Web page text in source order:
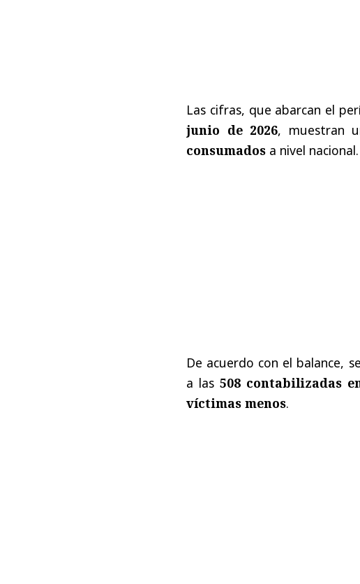
Las cifras, que abarcan el
junio de 2026, muestran
consumados a nivel nacional.
De acuerdo con el balance,
a las508 contabilizadas
víctimas menos.